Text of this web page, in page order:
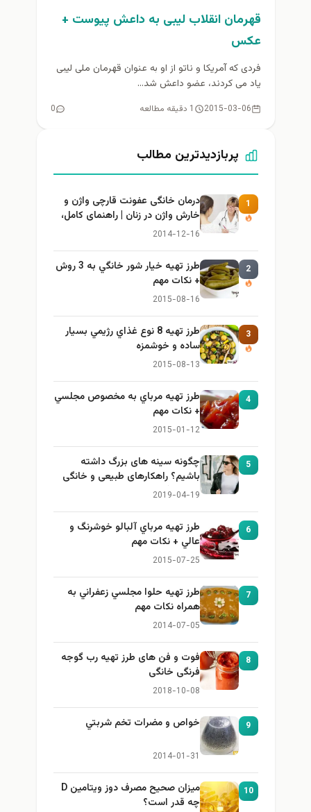
قهرمان انقلاب لیبی به داعش پيوست +
عکس
فردی که آمریکا و ناتو از او به عنوان قهرمان ملی لیبی
یاد می کردند، عضو داعش شد...
2015-03-06 1 دقیقه مطالعه 0
پربازدیدترین مطالب
1
درمان خانگی عفونت قارچی واژن و
خارش واژن در زنان | راهنمای کامل،
ایمن و کاربردی
2014-12-16
2
طرز تهيه خیار شور خانگي به 3 روش
+ نكات مهم
2015-08-16
3
طرز تهيه 8 نوع غذاي رژيمي بسيار
ساده و خوشمزه
2015-08-13
4
طرز تهيه مرباي به مخصوص مجلسي
+ نكات مهم
2015-01-12
5
چگونه سینه های بزرگ داشته
باشیم؟ راهکارهای طبیعی و خانگی
برای بزرگ کردن سینه
2019-04-19
6
طرز تهيه مرباي آلبالو خوشرنگ و
عالي + نكات مهم
2015-07-25
7
طرز تهيه حلوا مجلسي زعفراني به
همراه نكات مهم
2014-07-05
8
فوت و فن های طرز تهیه رب گوجه
فرنگی خانگی
2018-10-08
9 خواص و مضرات تخم شربتي
2014-01-31
10
میزان صحیح مصرف دوز ویتامین D
چه قدر است؟